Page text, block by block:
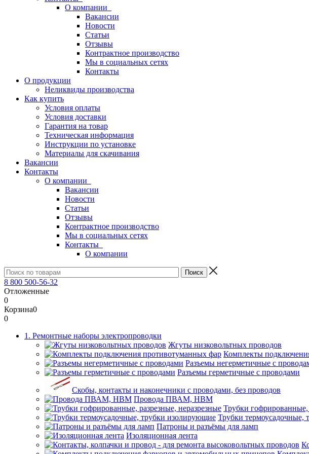
О компании
Вакансии
Новости
Статьи
Отзывы
Контрактное производство
Мы в социальных сетях
Контакты
О продукции
Неликвиды производства
Как купить
Условия оплаты
Условия доставки
Гарантия на товар
Техническая информация
Инструкции по установке
Материалы для скачивания
Вакансии
Контакты
О компании
Вакансии
Новости
Статьи
Отзывы
Контрактное производство
Мы в социальных сетях
Контакты
О компании
8 800 500-56-32
Отложенные
0
Корзина0
0
1. Ремонтные наборы электропроводки
Жгуты низковольтных проводов
Комплекты
Разъемы негерметичные с
Разъемы герметичные с проводами
Скобы, контакты и наконечники с проводами, без проводов
Провода ПВАМ, НВМ
Трубки гофрированные,
Трубки термоусадочные,
Патроны и разъёмы для ламп
Изоляционная лента